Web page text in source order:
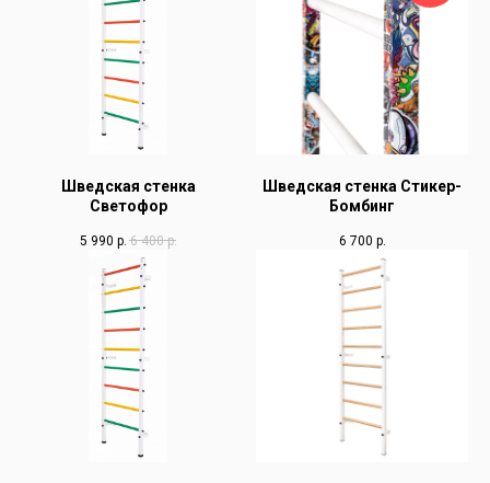
Шведская стенка
Светофор
5 990 р. 6 400 р.
Шведская стенка Стикер-
Бомбинг
6 700 р.